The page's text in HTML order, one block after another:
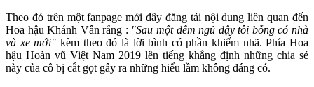
Theo đó trên một fanpage mới đây đăng tải nội dung liên quan đến
Hoa hậu Khánh Vân rằng : "Sau một đêm ngủ dậy tôi bỗng có nhà
và xe mới" kèm theo đó là lời bình có phần khiếm nhã. Phía Hoa
hậu Hoàn vũ Việt Nam 2019 lên tiếng khẳng định những chia sẻ
này của cô bị cắt gọt gây ra những hiểu lầm không đáng có.